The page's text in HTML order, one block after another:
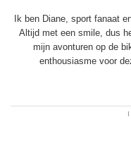
Ik ben Diane, sport fanaat
Altijd met een smile, dus
mijn avonturen op de
enthousiasme voor